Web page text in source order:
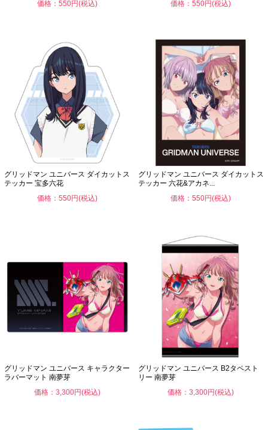
価格：550円(税込)
価格：550円(税込)
グリッドマン ユニバース ダイカットス
テッカー 宝多六花
価格：550円(税込)
グリッドマン ユニバース ダイカットス
テッカー 六花&アカネ...
価格：550円(税込)
グリッドマン ユニバース キャラクター
ラバーマット 南夢芽
価格：3,300円(税込)
グリッドマン ユニバース B2タペスト
リー 南夢芽
価格：3,300円(税込)